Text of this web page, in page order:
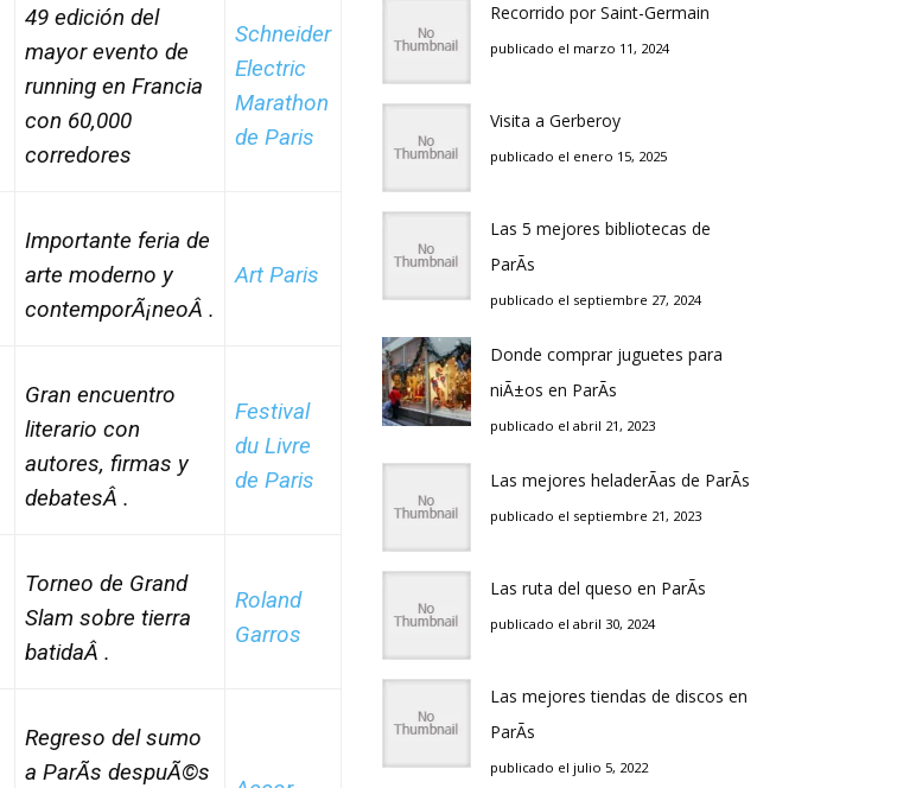
49 edición del
mayor evento de
running en Francia
con 60,000
corredores
Schneider
Electric
Marathon
de Paris
Importante feria de
arte moderno y
contemporÃ¡neoÂ .
Art Paris
Gran encuentro
literario con
autores, firmas y
debatesÂ .
Festival
du Livre
de Paris
Torneo de Grand
Slam sobre tierra
batidaÂ .
Roland
Garros
Regreso del sumo
a ParÃ­s despuÃ©s
Recorrido por Saint-Germain
publicado el marzo 11, 2024
Visita a Gerberoy
publicado el enero 15, 2025
Las 5 mejores bibliotecas de
ParÃ­s
publicado el septiembre 27, 2024
Donde comprar juguetes para
niÃ±os en ParÃ­s
publicado el abril 21, 2023
Las mejores heladerÃ­as de ParÃ­s
publicado el septiembre 21, 2023
Las ruta del queso en ParÃ­s
publicado el abril 30, 2024
Las mejores tiendas de discos en
ParÃ­s
publicado el julio 5, 2022